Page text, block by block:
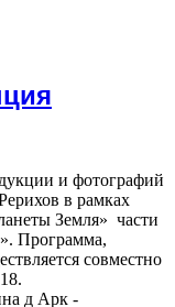
и фотографий
в рамках
Земля» части
Программа,
совместно
д Арк -